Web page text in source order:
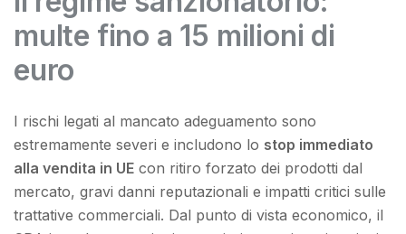
multe fino a 15 milioni di
euro
I rischi legati al mancato adeguamento sono
estremamente severi e includono lo stop immediato
alla vendita in UE con ritiro forzato dei prodotti dal
mercato, gravi danni reputazionali e impatti critici sulle
trattative commerciali. Dal punto di vista economico, il